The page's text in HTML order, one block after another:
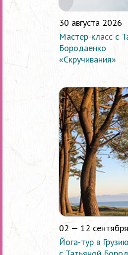
30 августа 2026
Мастер-класс с
Бородаенко
«Скручивания»
02 — 12
Йога-тур в Грузию